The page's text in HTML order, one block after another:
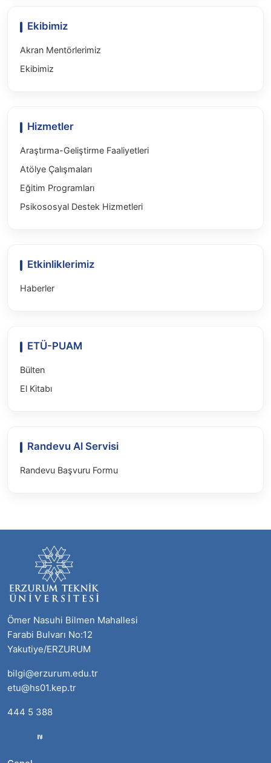
Ekibimiz
Akran Mentörlerimiz
Ekibimiz
Hizmetler
Araştırma-Geliştirme Faaliyetleri
Atölye Çalışmaları
Eğitim Programları
Psikososyal Destek Hizmetleri
Etkinliklerimiz
Haberler
ETÜ-PUAM
Bülten
El Kitabı
Randevu Al Servisi
Randevu Başvuru Formu
Ömer Nasuhi Bilmen Mahallesi
Farabi Bulvarı No:12
Yakutiye/ERZURUM
bilgi@erzurum.edu.tr
etu@hs01.kep.tr
444 5 388